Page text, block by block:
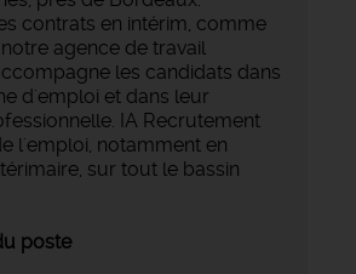
contrats en intérim, comme
notre agence de travail
les candidats dans
d'emploi et dans leur
IA Recrutement
l'emploi, notamment en
sur tout le bassin
poste